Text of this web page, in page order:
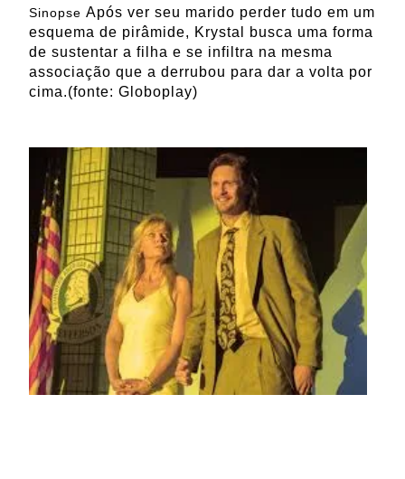
Sinopse Após ver seu marido perder tudo em um
esquema de pirâmide, Krystal busca uma forma
de sustentar a filha e se infiltra na mesma
associação que a derrubou para dar a volta por
cima.(fonte: Globoplay)